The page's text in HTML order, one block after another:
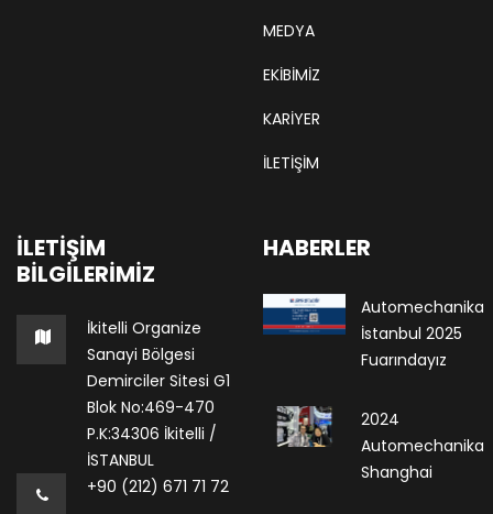
MEDYA
EKIBIMIZ
KARIYER
İLETİŞİM
İLETIŞIM
BILGILERIMIZ
İkitelli Organize
Sanayi Bölgesi
Demirciler Sitesi G1
Blok No:469-470
P.K:34306 İkitelli /
İSTANBUL
+90 (212) 671 71 72
HABERLER
Automechanika
İstanbul 2025
Fuarındayız
2024
Automechanika
Shanghai